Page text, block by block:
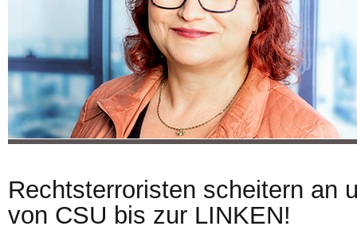
Rechtsterroristen scheitern an
von CSU bis zur LINKEN!